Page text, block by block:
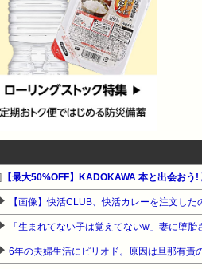
【最大50%OFF】KADOKAWA 本と出会お
【画像】快活CLUB、快活カレーを注文し
6年の夫婦生活にピリオド。原因は旦那有責